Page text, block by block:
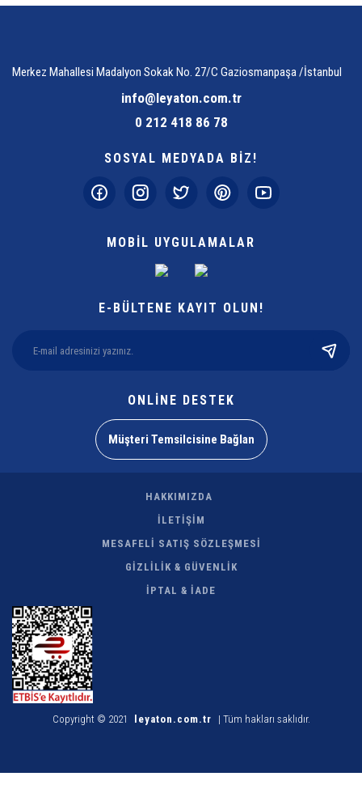
Merkez Mahallesi Madalyon Sokak No. 27/C Gaziosmanpaşa /İstanbul
info@leyaton.com.tr
0 212 418 86 78
SOSYAL MEDYADA BİZ!
MOBİL UYGULAMALAR
E-BÜLTENE KAYIT OLUN!
ONLİNE DESTEK
Müşteri Temsilcisine Bağlan
HAKKIMIZDA
İLETİŞİM
MESAFELİ SATIŞ SÖZLEŞMESİ
GİZLİLİK & GÜVENLİK
İPTAL & İADE
Copyright © 2021 leyaton.com.tr | Tüm hakları saklıdır.